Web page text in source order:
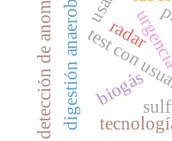
test con
digestión anaerobia biogás
detección de anomalías radar